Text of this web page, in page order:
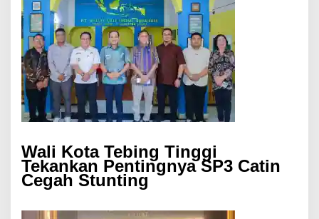
Wali Kota Tebing Tinggi
Tekankan Pentingnya SP3 Catin
Cegah Stunting